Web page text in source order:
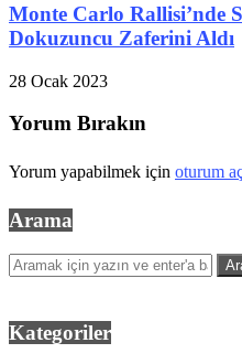
Monte Carlo Rallisi’nde
Dokuzuncu Zaferini Aldı
28 Ocak 2023
Yorum Bırakın
Yorum yapabilmek için oturum
Arama
Kategoriler